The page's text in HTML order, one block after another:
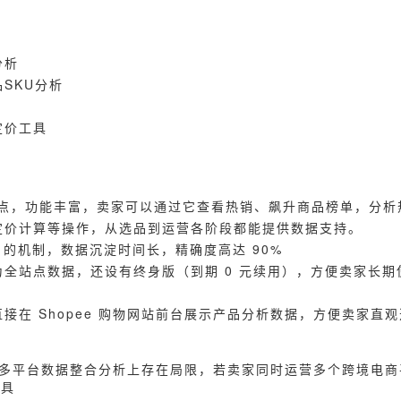
分析
工具
功能丰富，卖家可以通过它查看热销、飙升商品榜单，分
计算等操作，从选品到运营各阶段都能提供数据支持。
机制，数据沉淀时间长，精确度高达 90%
站点数据，还设有终身版（到期 0 元续用），方便卖家长期
接在 Shopee 购物网站前台展示产品分析数据，方便卖家直
平台数据整合分析上存在局限，若卖家同时运营多个跨境电